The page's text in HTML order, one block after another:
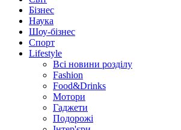
Бізнес
Наука
Шоу-бізнес
Спорт
Lifestyle
Всі новини розділу
Fashion
Food&Drinks
Мотори
Гаджети
Подорожі